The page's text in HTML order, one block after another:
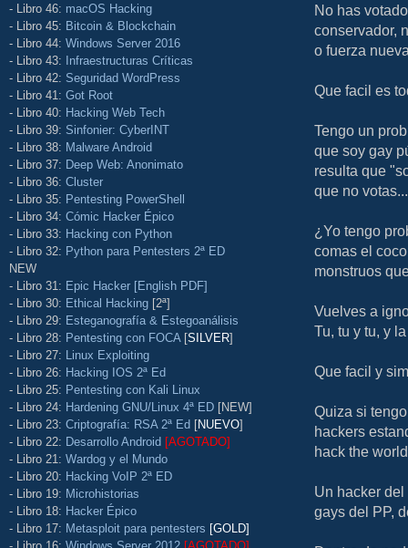
- Libro 46: macOS Hacking
- Libro 45: Bitcoin & Blockchain
- Libro 44: Windows Server 2016
- Libro 43: Infraestructuras Críticas
- Libro 42: Seguridad WordPress
- Libro 41: Got Root
- Libro 40: Hacking Web Tech
- Libro 39: Sinfonier: CyberINT
- Libro 38: Malware Android
- Libro 37: Deep Web: Anonimato
- Libro 36: Cluster
- Libro 35: Pentesting PowerShell
- Libro 34: Cómic Hacker Épico
- Libro 33: Hacking con Python
- Libro 32: Python para Pentesters 2ª ED
NEW
- Libro 31: Epic Hacker [English PDF]
- Libro 30: Ethical Hacking [2ª]
- Libro 29: Esteganografía & Estegoanálisis
- Libro 28: Pentesting con FOCA [SILVER]
- Libro 27: Linux Exploiting
- Libro 26: Hacking IOS 2ª Ed
- Libro 25: Pentesting con Kali Linux
- Libro 24: Hardening GNU/Linux 4ª ED [NEW]
- Libro 23: Criptografía: RSA 2ª Ed [NUEVO]
- Libro 22: Desarrollo Android [AGOTADO]
- Libro 21: Wardog y el Mundo
- Libro 20: Hacking VoIP 2ª ED
- Libro 19: Microhistorias
- Libro 18: Hacker Épico
- Libro 17: Metasploit para pentesters [GOLD]
No has
conservador,
o fuerza
Que facil es
Tengo un
que soy gay
resulta que
que no
¿Yo tengo
comas el
monstruos
Vuelves a
Tu, tu y tu, y
Que facil y
Quiza si
hackers
hack the
Un hacker
gays del PP,